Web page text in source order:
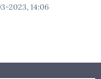
2023, 14:06